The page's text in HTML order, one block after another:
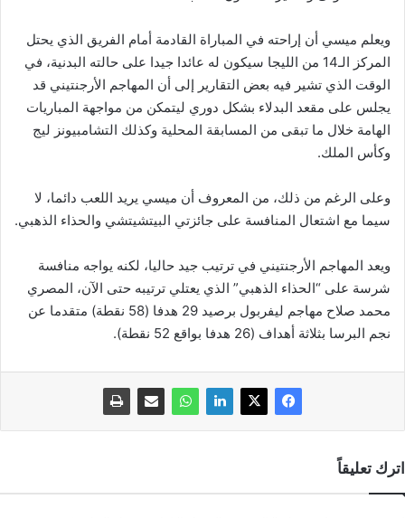
ويعلم ميسي أن إراحته في المباراة القادمة أمام الفريق الذي يحتل
المركز الـ14 من الليجا سيكون له عائدا جيدا على حالته البدنية، في
الوقت الذي تشير فيه بعض التقارير إلى أن المهاجم الأرجنتيني قد
يجلس على مقعد البدلاء بشكل دوري ليتمكن من مواجهة المباريات
الهامة خلال ما تبقى من المسابقة المحلية وكذلك التشامبيونز ليج
وكأس الملك.
وعلى الرغم من ذلك، من المعروف أن ميسي يريد اللعب دائما، لا
سيما مع اشتعال المنافسة على جائزتي البيتشيتشي والحذاء الذهبي.
ويعد المهاجم الأرجنتيني في ترتيب جيد حاليا، لكنه يواجه منافسة
شرسة على “الحذاء الذهبي” الذي يعتلي ترتيبه حتى الآن، المصري
محمد صلاح مهاجم ليفربول برصيد 29 هدفا (58 نقطة) متقدما عن
نجم البرسا بثلاثة أهداف (26 هدفا بواقع 52 نقطة).
اترك تعليقاً